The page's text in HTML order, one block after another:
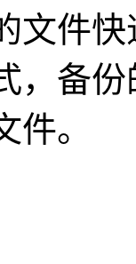
文件
，备
。